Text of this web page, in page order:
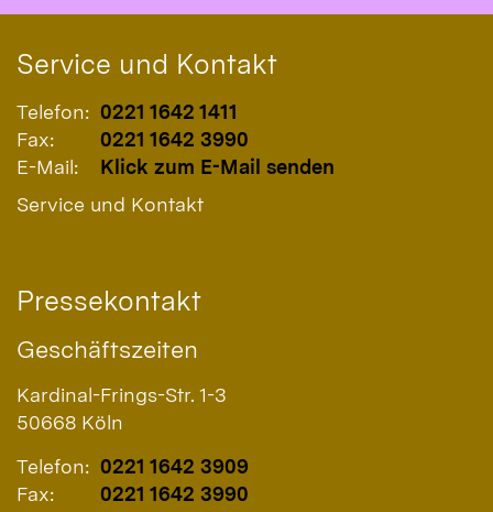
Service und Kontakt
Telefon: 0221 1642 1411
Fax:
0221 1642 3990
E-Mail:
Klick zum E-Mail senden
Service und Kontakt
Pressekontakt
Geschäftszeiten
Kardinal-Frings-Str. 1-3
50668 Köln
Telefon: 0221 1642 3909
Fax:
0221 1642 3990